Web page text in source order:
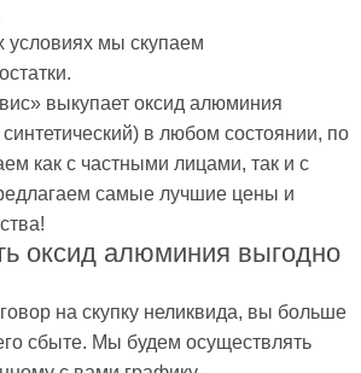
мы скупаем
выкупает оксид алюминия
синтетический) в любом состоянии, по
как с частными лицами, так и с
самые лучшие цены и
оксид алюминия выгодно
на скупку неликвида, вы больше
сбыте. Мы будем осуществлять